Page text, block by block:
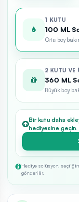
1 KUTU
100 ML
Orta boy
2 KUTU VE
360 ML
Büyük boy
Bir kutu daha
hediyesine geçin.
Hediye solüsyon,
gönderilir.